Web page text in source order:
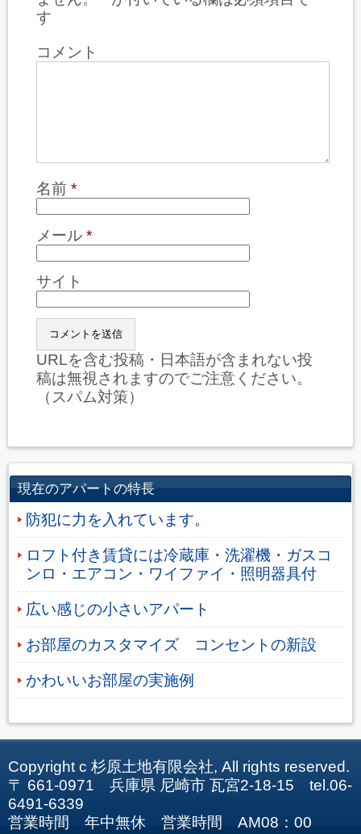
す
コメント
名前 *
メール *
サイト
URLを含む投稿・日本語が含まれない投
稿は無視されますのでご注意ください。
（スパム対策）
現在のアパートの特長
防犯に力を入れています。
ロフト付き賃貸には冷蔵庫・洗濯機・ガスコ
ンロ・エアコン・ワイファイ・照明器具付
広い感じの小さいアパート
お部屋のカスタマイズ コンセントの新設
かわいいお部屋の実施例
Copyright c 杉原土地有限会社, All rights reserved.
〒 661-0971 兵庫県 尼崎市 瓦宮2-18-15 tel.06-
6491-6339
営業時間 年中無休 営業時間 AM08：00